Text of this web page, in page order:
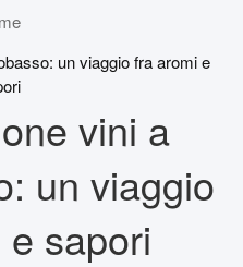
un viaggio fra aromi e
vini a
un viaggio
sapori